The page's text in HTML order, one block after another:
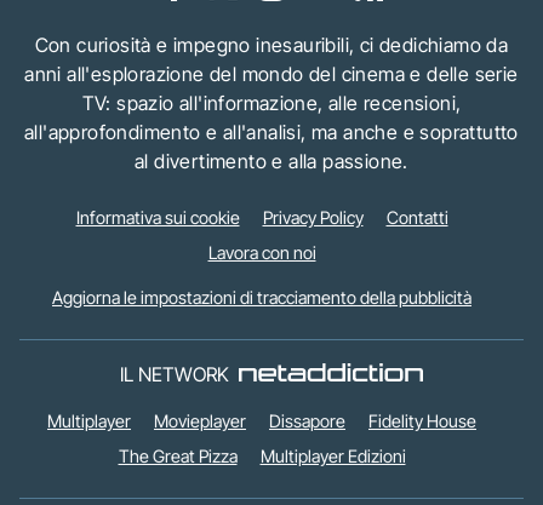
Con curiosità e impegno inesauribili, ci dedichiamo da
anni all'esplorazione del mondo del cinema e delle serie
TV: spazio all'informazione, alle recensioni,
all'approfondimento e all'analisi, ma anche e soprattutto
al divertimento e alla passione.
Informativa sui cookie Privacy Policy
Contatti
Lavora con noi
Aggiorna le impostazioni di tracciamento della pubblicità
IL NETWORK
Multiplayer Movieplayer Dissapore
Fidelity House
The Great Pizza
Multiplayer Edizioni